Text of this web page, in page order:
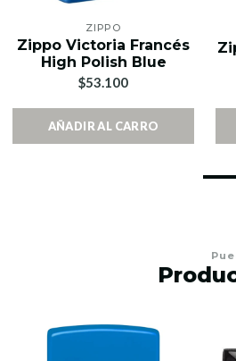
ZIPPO
Zippo Victoria Francés
High Polish Blue
$53.100
AÑADIR AL CARRO